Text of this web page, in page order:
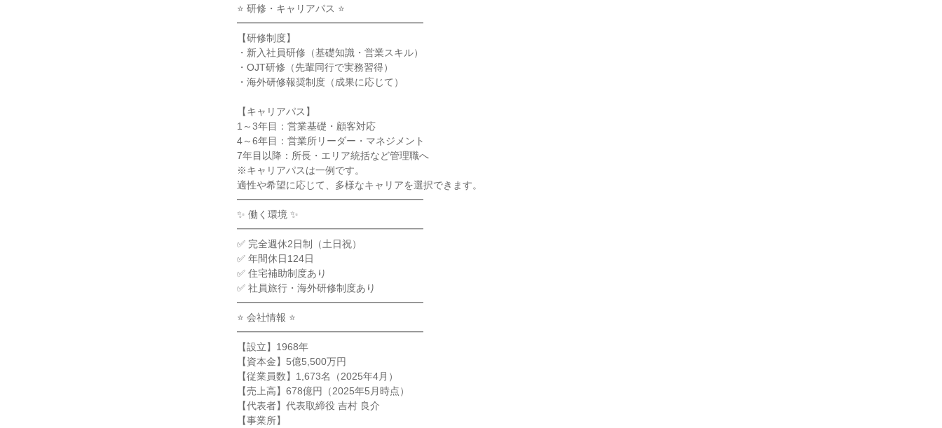
⭐ 研修・キャリアパス ⭐
━━━━━━━━━━━━━━━━━━━
【研修制度】
・新入社員研修（基礎知識・営業スキル）
・OJT研修（先輩同行で実務習得）
・海外研修報奨制度（成果に応じて）
【キャリアパス】
1～3年目：営業基礎・顧客対応
4～6年目：営業所リーダー・マネジメント
7年目以降：所長・エリア統括など管理職へ
※キャリアパスは一例です。
適性や希望に応じて、多様なキャリアを選択できます。
━━━━━━━━━━━━━━━━━━━
✨ 働く環境 ✨
━━━━━━━━━━━━━━━━━━━
✅ 完全週休2日制（土日祝）
✅ 年間休日124日
✅ 住宅補助制度あり
✅ 社員旅行・海外研修制度あり
━━━━━━━━━━━━━━━━━━━
⭐ 会社情報 ⭐
━━━━━━━━━━━━━━━━━━━
【設立】1968年
【資本金】5億5,500万円
【従業員数】1,673名（2025年4月）
【売上高】678億円（2025年5月時点）
【代表者】代表取締役 吉村 良介
【事業所】